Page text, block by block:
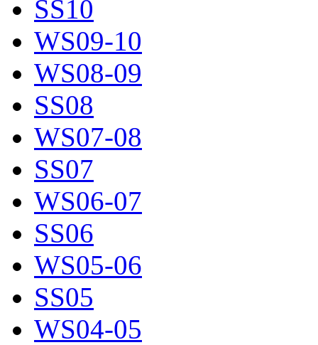
SS10
WS09-10
WS08-09
SS08
WS07-08
SS07
WS06-07
SS06
WS05-06
SS05
WS04-05